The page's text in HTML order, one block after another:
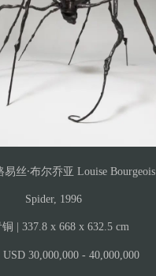
易丝⸱布尔乔亚 Louise Bourgeois
Spider, 1996
| 337.8 x 668 x 632.5 cm
30,000,000 - 40,000,000